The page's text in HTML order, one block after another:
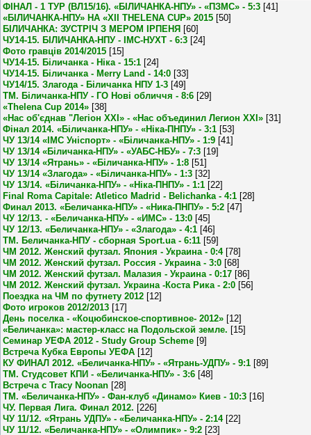
ФІНАЛ - 1 ТУР (ВЛ15/16). «БІЛИЧАНКА-НПУ» - «ПЗМС» - 5:3 [41]
«БІЛИЧАНКА-НПУ» НА «XII THELENA CUP» 2015 [50]
БІЛИЧАНКА: ЗУСТРІЧ З МЕРОМ ІРПЕНЯ [60]
ЧУ14-15. БІЛИЧАНКА-НПУ - ІМС-НУХТ - 6:3 [24]
Фото гравців 2014/2015 [15]
ЧУ14-15. Біличанка - Ніка - 15:1 [24]
ЧУ14-15. Біличанка - Merry Land - 14:0 [33]
ЧУ14/15. Злагода - Біличанка НПУ 1-3 [49]
ТМ. Біличанка-НПУ - ГО Нові обличчя - 8:6 [29]
«Thelena Cup 2014» [38]
«Нас об'єднав "Легіон XXI» - «Нас объединил Легион XXI» [31]
Фінал 2014. «Біличанка-НПУ» - «Ніка-ПНПУ» - 3:1 [53]
ЧУ 13/14 «ІМС Уніспорт» - «Біличанка-НПУ» - 1:9 [41]
ЧУ 13/14 «Біличанка-НПУ» - «УАБС-НБУ» - 7:3 [19]
ЧУ 13/14 «Ятрань» - «Біличанка-НПУ» - 1:8 [51]
ЧУ 13/14 «Злагода» - «Біличанка-НПУ» - 1:3 [32]
ЧУ 13/14. «Біличанка-НПУ» - «Ніка-ПНПУ» - 1:1 [22]
Final Roma Capitale: Atletico Madrid - Belichanka - 4:1 [28]
Финал 2013. «Беличанка-НПУ» - «Ника-ПНПУ» - 5:2 [47]
ЧУ 12/13. - «Беличанка-НПУ» - «ИМС» - 13:0 [45]
ЧУ 12/13. «Беличанка-НПУ» - «Злагода» - 4:1 [46]
ТМ. Беличанка-НПУ - сборная Sport.ua - 6:11 [59]
ЧМ 2012. Женский футзал. Япония - Украина - 0:4 [78]
ЧМ 2012. Женский футзал. Россия - Украина - 3:0 [68]
ЧМ 2012. Женский футзал. Малазия - Украина - 0:17 [86]
ЧМ 2012. Женский футзал. Украина -Коста Рика - 2:0 [56]
Поездка на ЧМ по футнету 2012 [12]
Фото игроков 2012/2013 [17]
День поселка - «Коцюбинское-спортивное- 2012» [12]
«Беличанка»: мастер-класс на Подольской земле. [15]
Семинар УЕФА 2012 - Study Group Scheme [9]
Встреча Кубка Европы УЕФА [12]
КУ ФИНАЛ 2012. «Беличанка-НПУ» - «Ятрань-УДПУ» - 9:1 [89]
ТМ. Студсовет КПИ - «Беличанка-НПУ» - 3:6 [48]
Встреча с Tracy Noonan [28]
ТМ. «Беличанка-НПУ» - Фан-клуб «Динамо» Киев - 10:3 [16]
ЧУ. Первая Лига. Финал 2012. [226]
ЧУ 11/12. «Ятрань УДПУ» - «Беличанка-НПУ» - 2:14 [22]
ЧУ 11/12. «Беличанка-НПУ» - «Олимпик» - 9:2 [23]